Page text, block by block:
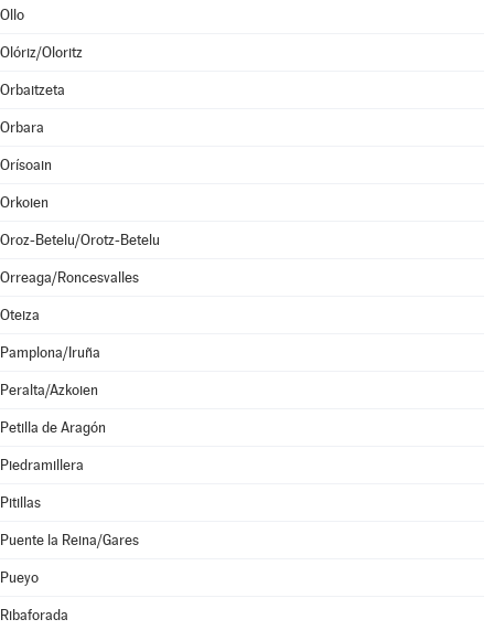
Ollo
Olóriz/Oloritz
Orbaitzeta
Orbara
Orísoain
Orkoien
Oroz-Betelu/Orotz-Betelu
Orreaga/Roncesvalles
Oteiza
Pamplona/Iruña
Peralta/Azkoien
Petilla de Aragón
Piedramillera
Pitillas
Puente la Reina/Gares
Pueyo
Ribaforada